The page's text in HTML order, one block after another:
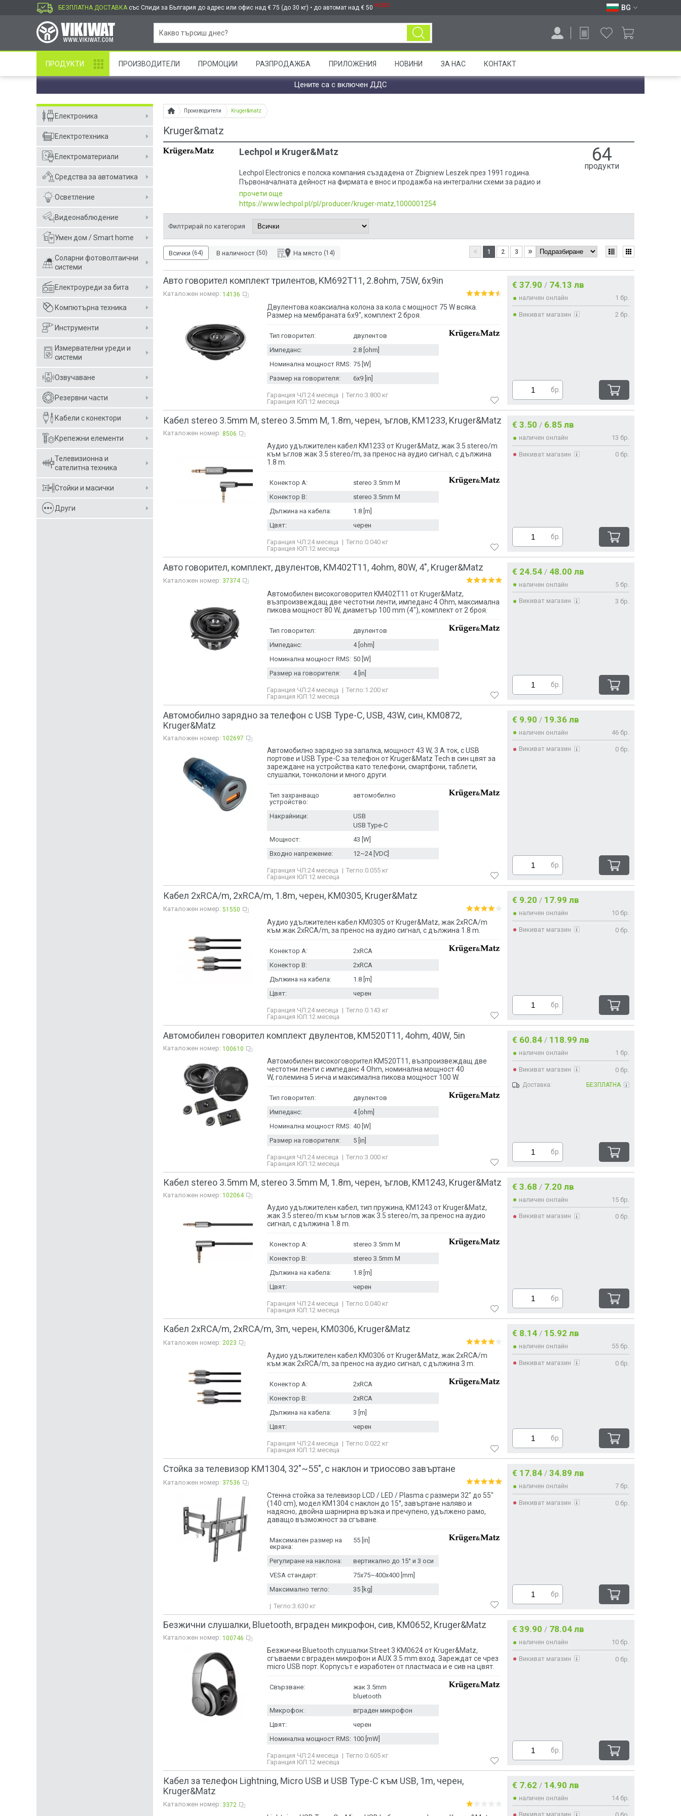
БЕЗПЛАТНА ДОСТАВКА със Спиди за България до адрес или офис над € 75 (до 30 кг) • до автомат над € 50 НОВО BG
ПРОДУКТИ ПРОИЗВОДИТЕЛИ ПРОМОЦИИ РАЗПРОДАЖБА ПРИЛОЖЕНИЯ НОВИНИ ЗА НАС КОНТАКТ
Цените са с включен ДДС
Електроника
Електротехника
Електроматериали
Средства за автоматика
Осветление
Видеонаблюдение
Умен дом / Smart home
Соларни фотоволтаични
системи
Електроуреди за бита
Компютърна техника
Инструменти
Измервателни уреди и
системи
Озвучаване
Резервни части
Кабели с конектори
Крепежни елементи
Телевизионна и
сателитна техника
Стойки и масички
Други
Производители Kruger&matz
Kruger&matz
Lechpol и Kruger&Matz
Lechpol Electronics e полска компания създадена от Zbigniew Leszek през 1991 година.
Първоначалната дейност на фирмата е внос и продажба на интегрални схеми за радио и
телевизия в Полша, а също така и компоненти за радио и телевизионни системи. Поради
голямото търсене на електроника на пазара и ограниченото производство позволява
разширяване на фирмата.
Kruger&Matz
След развитието и налагането на фирмата в Европа, дава възможност за разширяване на
компанията и да започне да внася стоки и от Азия. Голямото търсене и разнообразие на
предлаганите артикули.
Един от тези брандове Kruger&Matz създаден през 2010. Специализиран е главно в битовата
електроника и в устройства за дома. Kruger&Matz предлага аудио слушалки, компютърни
тонколони, аудио аксесоари, зарядни за телефон и таблет и много други продукти използвани
в ежедневието.
прочети още
https://www.lechpol.pl/pl/producer/kruger-matz,1000001254
64
продукти
Филтрирай по категория
Всички (64) В наличност (50) На място (14) « 1 2 3 »
Авто говорител комплект трилентов, KM692T11, 2.8ohm, 75W, 6х9in
Каталожен номер: 14136
Двулентовa коаксиалнa колона за кола с мощност 75 W всяка.
Размер на мембраната 6х9", комплект 2 броя.
Тип говорител:
двулентов
Импеданс:
2.8 [ohm]
Номинална мощност RMS: 75 [W]
Размер на говорителя:
6х9 [in]
Гаранция ЧЛ:24 месеца
Гаранция ЮЛ:12 месеца
Тегло:3.800кг
€ 37.90 / 74.13 лв
наличен онлайн 1 бр.
Викиват магазин 2 бр.
бр.
Кабел stereo 3.5mm M, stereo 3.5mm М, 1.8m, черен, ъглов, KM1233, Kruger&Matz
Каталожен номер: 8506
Аудио удължителен кабел KM1233 от Kruger&Matz, жак 3.5 stereo/m
към ъглов жак 3.5 stereo/m, за пренос на аудио сигнал, с дължина
1.8 m.
Конектор A:
stereo 3.5mm M
Конектор B:
stereo 3.5mm M
Дължина на кабела:
1.8 [m]
Цвят:
черен
Гаранция ЧЛ:24 месеца
Гаранция ЮЛ:12 месеца
Тегло:0.040кг
€ 3.50 / 6.85 лв
наличен онлайн 13 бр.
Викиват магазин 0 бр.
бр.
Авто говорител, комплект, двулентов, KM402T11, 4ohm, 80W, 4", Kruger&Matz
Каталожен номер: 37374
Автомобилен високоговорител KM402T11 от Kruger&Matz,
възпроизвеждащ две честотни ленти, импеданс 4 Ohm, максимална
пикова мощност 80 W, диаметър 100 mm (4"), комплект от 2 броя.
Тип говорител:
двулентов
Импеданс:
4 [ohm]
Номинална мощност RMS: 50 [W]
Размер на говорителя:
4 [in]
Гаранция ЧЛ:24 месеца
Гаранция ЮЛ:12 месеца
Тегло:1.200кг
€ 24.54 / 48.00 лв
наличен онлайн 5 бр.
Викиват магазин 3 бр.
бр.
Автомобилно зарядно за телефон с USB Type-C, USB, 43W, син, KM0872,
Kruger&Matz
Каталожен номер: 102697
Автомобилно зарядно за запалка, мощност 43 W, 3 A ток, с USB
портове и USB Type-C за телефон от Kruger&Matz Tech в син цвят за
зареждане на устройства като телефони, смартфони, таблети,
слушалки, тонколони и много други.
Тип захранващо
устройство:
автомобилно
Накрайници:
USB
USB Type-C
Мощност:
43 [W]
Входно напрежение:
12~24 [VDC]
Гаранция ЧЛ:24 месеца
Гаранция ЮЛ:12 месеца
Тегло:0.055кг
€ 9.90 / 19.36 лв
наличен онлайн 46 бр.
Викиват магазин 0 бр.
бр.
Кабел 2xRCA/m, 2xRCA/m, 1.8m, черен, KM0305, Kruger&Matz
Каталожен номер: 51550
Аудио удължителен кабел KM0305 от Kruger&Matz, жак 2xRCA/m
към жак 2xRCA/m, за пренос на аудио сигнал, с дължина 1.8 m.
Конектор A:
2xRCA
Конектор B:
2xRCA
Дължина на кабела:
1.8 [m]
Цвят:
черен
Гаранция ЧЛ:24 месеца
Гаранция ЮЛ:12 месеца
Тегло:0.143 кг
€ 9.20 / 17.99 лв
наличен онлайн 10 бр.
Викиват магазин 0 бр.
бр.
Автомобилен говорител комплект двулентов, KM520T11, 4ohm, 40W, 5in
Каталожен номер: 100610
Автомобилен високоговорител KM520T11, възпроизвеждащ две
честотни ленти с импеданс 4 Ohm, номинална мощност 40
W, големина 5 инча и максимална пикова мощност 100 W.
Тип говорител:
двулентов
Импеданс:
4 [ohm]
Номинална мощност RMS: 40 [W]
Размер на говорителя:
5 [in]
Гаранция ЧЛ:24 месеца
Гаранция ЮЛ:12 месеца
Тегло:3.000кг
€ 60.84 / 118.99 лв
наличен онлайн 1 бр.
Викиват магазин 0 бр.
Доставка: БЕЗПЛАТНА
бр.
Кабел stereo 3.5mm M, stereo 3.5mm М, 1.8m, черен, ъглов, KM1243, Kruger&Matz
Каталожен номер: 102064
Аудио удължителен кабел, тип пружина, KM1243 от Kruger&Matz,
жак 3.5 stereo/m към ъглов жак 3.5 stereo/m, за пренос на аудио
сигнал, с дължина 1.8 m.
Конектор A:
stereo 3.5mm M
Конектор B:
stereo 3.5mm M
Дължина на кабела:
1.8 [m]
Цвят:
черен
Гаранция ЧЛ:24 месеца
Гаранция ЮЛ:12 месеца
Тегло:0.040кг
€ 3.68 / 7.20 лв
наличен онлайн 15 бр.
Викиват магазин 0 бр.
бр.
Кабел 2xRCA/m, 2xRCA/m, 3m, черен, KM0306, Kruger&Matz
Каталожен номер: 2023
Аудио удължителен кабел KM0306 от Kruger&Matz, жак 2xRCA/m
към жак 2xRCA/m, за пренос на аудио сигнал, с дължина 3 m.
Конектор A:
2xRCA
Конектор B:
2xRCA
Дължина на кабела:
3 [m]
Цвят:
черен
Гаранция ЧЛ:24 месеца
Гаранция ЮЛ:12 месеца
Тегло:0.022кг
€ 8.14 / 15.92 лв
наличен онлайн 55 бр.
Викиват магазин 0 бр.
бр.
Стойка за телевизор KM1304, 32"~55", с наклон и триосово завъртане
Каталожен номер: 37536
Стенна стойка за телевизор LCD / LED / Plasma с размери 32" до 55"
(140 cm), модел KM1304 с наклон до 15°, завъртане наляво и
надясно, двойна шарнирна връзка и пречупено, удължено рамо,
даващо възможност за сгъване.
Максимален размер на
екрана:
55 [in]
Регулиране на наклона:
вертикално до 15° и 3 оси
VESA стандарт:
75x75~400x400 [mm]
Максимално тегло:
35 [kg]
Тегло:3.630кг
€ 17.84 / 34.89 лв
наличен онлайн 7 бр.
Викиват магазин 0 бр.
бр.
Безжични слушалки, Bluetooth, вграден микрофон, сив, KM0652, Kruger&Matz
Каталожен номер: 100746
Безжични Bluetooth слушалки Street 3 KM0624 от Kruger&Matz,
сгъваеми с вграден микрофон и AUX 3.5 mm вход. Зареждат се чрез
micro USB порт. Корпусът е изработен от пластмаса и е сив на цвят.
Свързване:
жак 3.5mm
bluetooth
Микрофон:
вграден микрофон
Цвят:
черен
Номинална мощност RMS: 100 [mW]
Гаранция ЧЛ:24 месеца
Гаранция ЮЛ:12 месеца
Тегло:0.605кг
€ 39.90 / 78.04 лв
наличен онлайн 10 бр.
Викиват магазин 0 бр.
бр.
Кабел за телефон Lightning, Micro USB и USB Type-C към USB, 1m, черен,
Kruger&Matz
Каталожен номер: 3372
€ 7.62 / 14.90 лв
наличен онлайн 14 бр.
Викиват магазин